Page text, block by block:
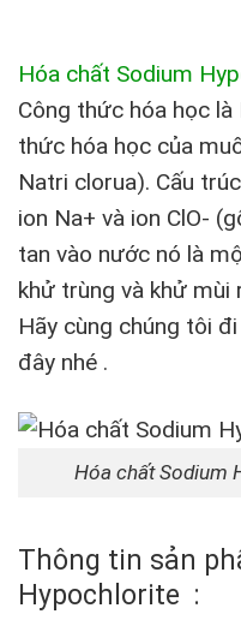
Hóa chất Sodium
Công thức hóa học là
thức hóa học của
Natri clorua). Cấu
ion Na+ và ion ClO-
tan vào nước nó là
khử trùng và khử mùi
Hãy cùng chúng tôi
đây nhé .
Hóa chất Sodium
Thông tin sản
Hypochlorite :